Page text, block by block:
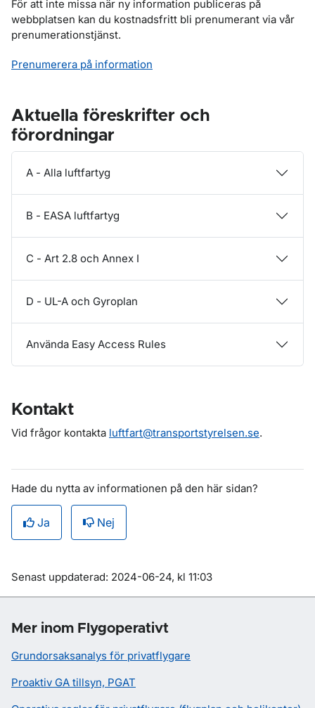
För att inte missa när ny information publiceras på
webbplatsen kan du kostnadsfritt bli prenumerant via vår
prenumerationstjänst.
Prenumerera på information
Aktuella föreskrifter och
förordningar
A - Alla luftfartyg
B - EASA luftfartyg
C - Art 2.8 och Annex I
D - UL-A och Gyroplan
Använda Easy Access Rules
Kontakt
Vid frågor kontakta luftfart@transportstyrelsen.se.
Hade du nytta av informationen på den här sidan?
Ja Nej
Om sidan
Senast uppdaterad: 2024-06-24, kl 11:03
Mer inom Flygoperativt
Grundorsaksanalys för privatflygare
Proaktiv GA tillsyn, PGAT